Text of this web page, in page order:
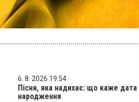
6. 8. 2026 19:54
Пісня, яка надихає: що каже дата
народження